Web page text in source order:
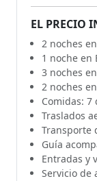
EL PRECIO
2 noches
1 noche en
3 noches
2 noches
Comidas: 7
Traslados
Transporte
Guía
Entradas y
Servicio de